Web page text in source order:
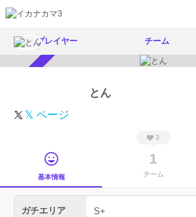
プレイヤー チーム
とん
𝕏 ページ
基本情報
3
1
チーム
ガチエリア S+